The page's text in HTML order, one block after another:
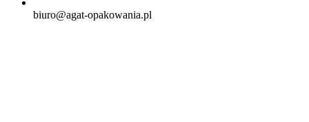
biuro@agat-opakowania.pl